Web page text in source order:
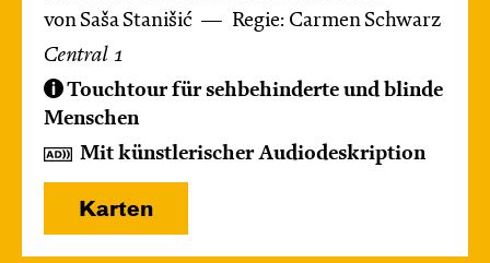
von Saša Stanišić
Regie: Carmen Schwarz
Central 1
Touchtour für sehbehinderte und blinde
Menschen
Mit künstlerischer Audiodeskription
Karten